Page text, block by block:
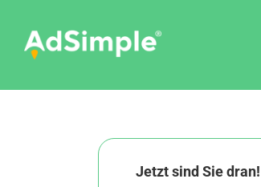
content
Jetzt sind Sie dran!